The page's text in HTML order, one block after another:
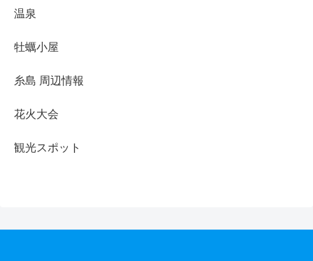
温泉
牡蠣小屋
糸島 周辺情報
花火大会
観光スポット